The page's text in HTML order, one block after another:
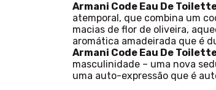
Armani Code Eau De
atemporal, que combina um
macias de flor de oliveira,
aromática amadeirada que é
Armani Code Eau De
masculinidade – uma nova
uma auto-expressão que é